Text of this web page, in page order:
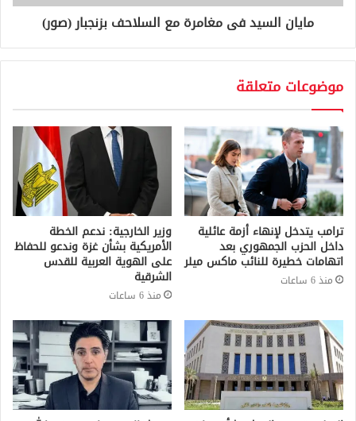
مايان السيد فى مغامرة مع السلاحف بزنجبار (صور)
موضوعات متعلقة
ترامب يتدخل لإنهاء أزمة عائلية
داخل الحزب الجمهوري بعد
اتهامات خطيرة للنائب ماكس ميلر
منذ 6 ساعات
وزير الخارجية: ندعم الخطة
الأمريكية بشأن غزة وندعو للحفاظ
على الهوية العربية للقدس
الشرقية
منذ 6 ساعات